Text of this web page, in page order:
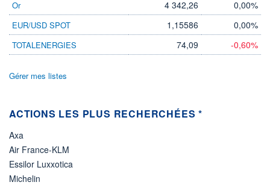
Non éligible
Boursobank
Or 4 342,26 0,00%
EUR/USD SPOT 1,15586 0,00%
TOTALENERGIES 74,09 -0,60%
Gérer mes listes
ACTIONS LES PLUS RECHERCHÉES *
Axa
Air France-KLM
Essilor Luxxotica
Michelin